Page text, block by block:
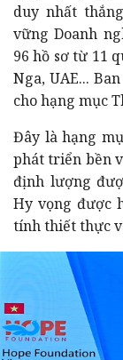
duy nhất
vững Doanh
96 hồ sơ từ 11
Nga, UAE...
cho hạng mục
Đây là hạng
phát triển bền
định lượng
Hy vọng được
tính thiết thực